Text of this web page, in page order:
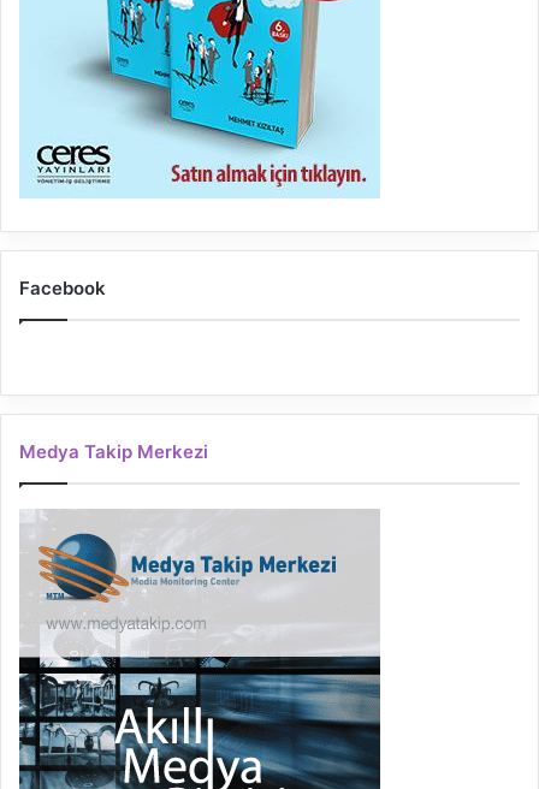
Facebook
Medya Takip Merkezi